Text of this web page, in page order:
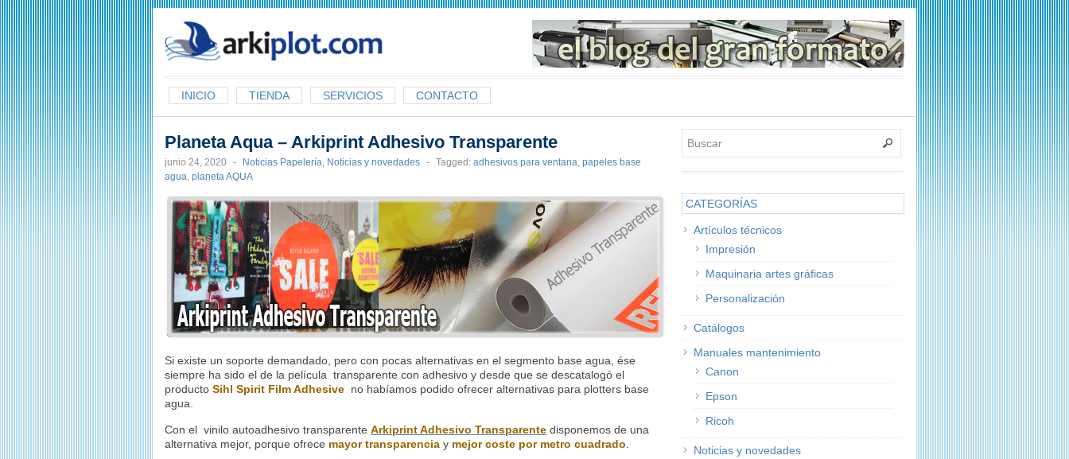
INICIO TIENDA SERVICIOS CONTACTO
Planeta Aqua – Arkiprint Adhesivo Transparente
junio 24, 2020 - Noticias Papelería, Noticias y novedades - Tagged: adhesivos para ventana, papeles base
agua, planeta AQUA
Si existe un soporte demandado, pero con pocas alternativas en el segmento base agua, ése
siempre ha sido el de la película transparente con adhesivo y desde que se descatalogó el
producto Sihl Spirit Film Adhesive no habíamos podido ofrecer alternativas para plotters base
agua.
Con el vinilo autoadhesivo transparente Arkiprint Adhesivo Transparente disponemos de una
alternativa mejor, porque ofrece mayor transparencia y mejor coste por metro cuadrado
CATEGORÍAS
Artículos técnicos
Impresión
Maquinaria artes gráficas
Personalización
Catálogos
Manuales mantenimiento
Canon
Epson
Ricoh
Noticias y novedades